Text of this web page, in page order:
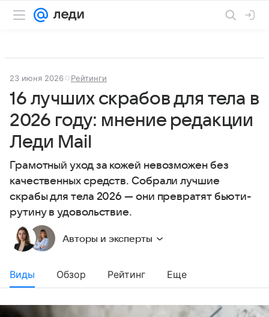
23 июня 2026 Рейтинги
16 лучших скрабов для тела в
2026 году: мнение редакции
Леди Mail
Грамотный уход за кожей невозможен без
качественных средств. Собрали лучшие
скрабы для тела 2026 — они превратят бьюти-
рутину в удовольствие.
Авторы и эксперты
Виды Обзор Рейтинг Еще